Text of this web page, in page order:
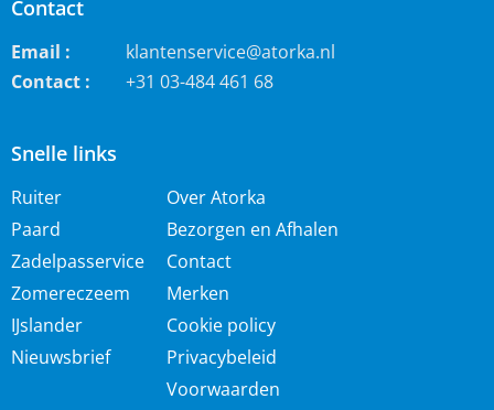
Snelle links
Ruiter
Paard
Zadelpasservice
Zomereczeem
IJslander
Nieuwsbrief
Over Atorka
Bezorgen en Afhalen
Contact
Merken
Cookie policy
Privacybeleid
Voorwaarden
Contact
Email :
klantenservice@atorka.nl
Contact :
+31 03-484 461 68